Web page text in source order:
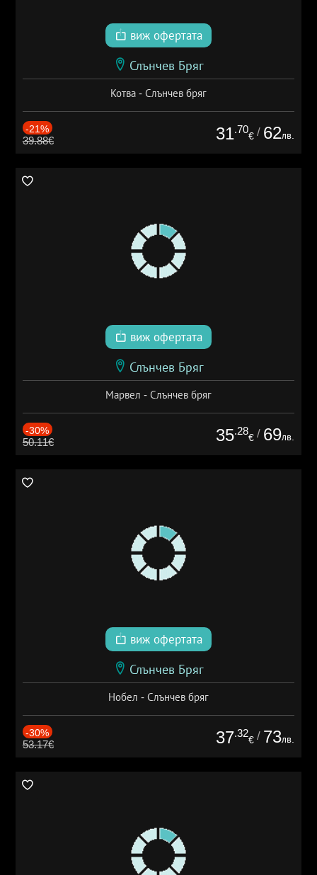
виж офертата
Слънчев Бряг
Котва - Слънчев бряг
-21%
39.88€ 31.70
€ / 62лв.
виж офертата
Слънчев Бряг
Марвел - Слънчев бряг
-30%
50.11€ 35.28
€ / 69лв.
виж офертата
Слънчев Бряг
Нобел - Слънчев бряг
-30%
53.17€ 37.32
€ / 73лв.